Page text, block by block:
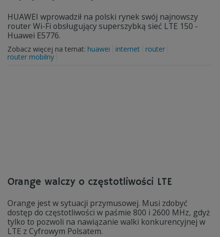
HUAWEI wprowadził na polski rynek swój najnowszy
router Wi-Fi obsługujący superszybką sieć LTE 150 -
Huawei E5776.
Zobacz więcej na temat: huawei internet
router
router mobilny
Orange walczy o częstotliwości LTE
Orange jest w sytuacji przymusowej. Musi zdobyć
dostęp do częstotliwości w paśmie 800 i 2600 MHz, gdyż
tylko to pozwoli na nawiązanie walki konkurencyjnej w
LTE z Cyfrowym Polsatem.